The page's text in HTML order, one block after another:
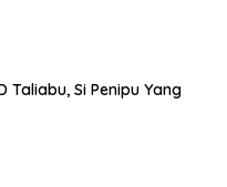
Taliabu, Si Penipu Yang